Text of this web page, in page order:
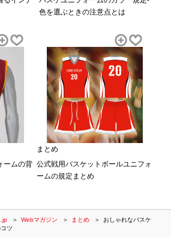
色を選ぶときの注意点とは
ームの背
まとめ
公式戦用バスケットボールユニフォ
ームの規定まとめ
.jp Webマガジン まとめ
おしゃれなバスケ
ツ